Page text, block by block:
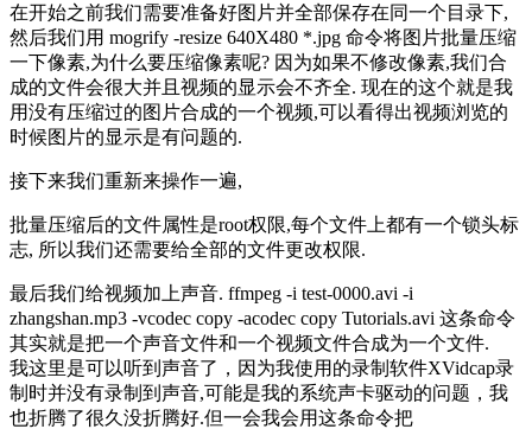
在开始之前我们需要准备好图片并全部保存在同一个目录下,
然后我们用 mogrify -resize 640X480 *.jpg 命令将图片批量压缩
一下像素,为什么要压缩像素呢? 因为如果不修改像素,我们合
成的文件会很大并且视频的显示会不齐全. 现在的这个就是我
用没有压缩过的图片合成的一个视频,可以看得出视频浏览的
时候图片的显示是有问题的.
接下来我们重新来操作一遍,
批量压缩后的文件属性是root权限,每个文件上都有一个锁头标
志, 所以我们还需要给全部的文件更改权限.
最后我们给视频加上声音. ffmpeg -i test-0000.avi -i
zhangshan.mp3 -vcodec copy -acodec copy Tutorials.avi 这条命令
其实就是把一个声音文件和一个视频文件合成为一个文件.
我这里是可以听到声音了，因为我使用的录制软件XVidcap录
制时并没有录制到声音,可能是我的系统声卡驱动的问题，我
也折腾了很久没折腾好.但一会我会用这条命令把